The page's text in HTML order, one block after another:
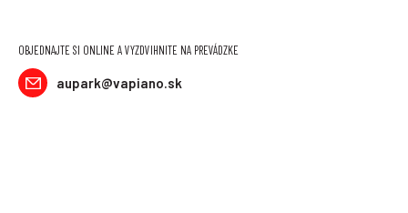
OBJEDNAJTE SI ONLINE A VYZDVIHNITE NA PREVÁDZKE
aupark@vapiano.sk